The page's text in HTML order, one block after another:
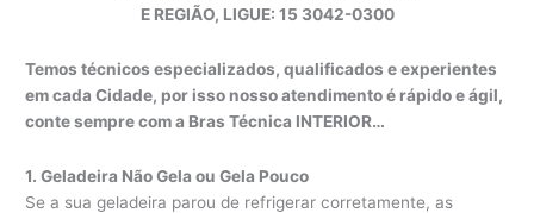
E REGIÃO, LIGUE: 15 3042-0300
Temos técnicos especializados, qualificados e experientes
em cada Cidade, por isso nosso atendimento é rápido e ágil,
conte sempre com a Bras Técnica INTERIOR…
1. Geladeira Não Gela ou Gela Pouco
Se a sua geladeira parou de refrigerar corretamente, as